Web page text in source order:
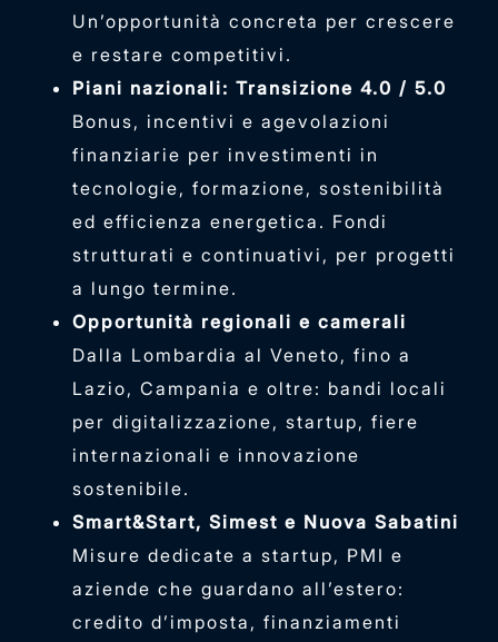
Un’opportunità concreta per crescere
e restare competitivi.
Piani nazionali: Transizione 4.0 / 5.0
Bonus, incentivi e agevolazioni
finanziarie per investimenti in
tecnologie, formazione, sostenibilità
ed efficienza energetica. Fondi
strutturati e continuativi, per progetti
a lungo termine.
Opportunità regionali e camerali
Dalla Lombardia al Veneto, fino a
Lazio, Campania e oltre: bandi locali
per digitalizzazione, startup, fiere
internazionali e innovazione
sostenibile.
Smart&Start, Simest e Nuova Sabatini
Misure dedicate a startup, PMI e
aziende che guardano all’estero:
credito d’imposta, finanziamenti